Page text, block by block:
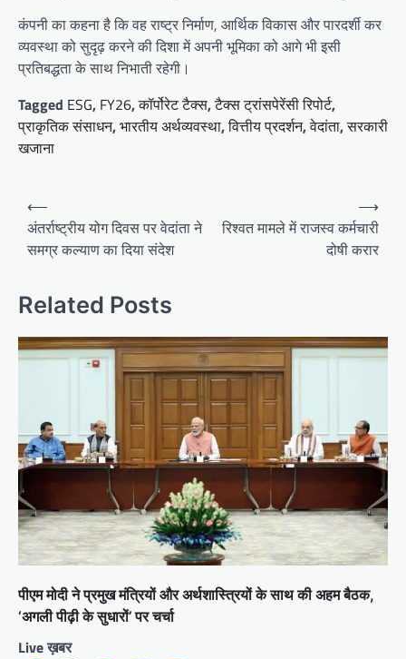
कंपनी का कहना है कि वह राष्ट्र निर्माण, आर्थिक विकास और पारदर्शी कर
व्यवस्था को सुदृढ़ करने की दिशा में अपनी भूमिका को आगे भी इसी
प्रतिबद्धता के साथ निभाती रहेगी।
Tagged ESG, FY26,कॉर्पोरेट टैक्स,टैक्स ट्रांसपेरेंसी रिपोर्ट,
प्राकृतिक संसाधन,भारतीय अर्थव्यवस्था,वित्तीय प्रदर्शन,वेदांता,सरकारी
खजाना
Post
navigation
⟵
अंतर्राष्ट्रीय योग दिवस पर वेदांता ने
समग्र कल्याण का दिया संदेश
रिश्वत मामले में राजस्व कर्मचारी
दोषी करार
⟶
Related Posts
पीएम मोदी ने प्रमुख मंत्रियों और अर्थशास्त्रियों के साथ की अहम बैठक,
‘अगली पीढ़ी के सुधारों’ पर चर्चा
Live ख़बर